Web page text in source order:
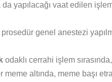
yapılacağı vaat edilen
genel anestezi
odaklı cerrahi işlem
altında, meme başı